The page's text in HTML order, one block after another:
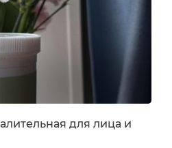
и по-прежнему остается...
для лица и